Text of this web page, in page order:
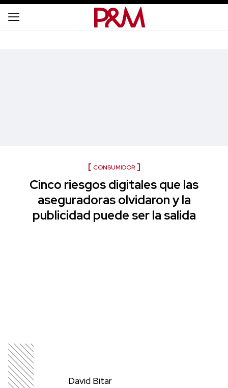
CONSUMIDOR
Cinco riesgos digitales que las
aseguradoras olvidaron y la
publicidad puede ser la salida
David Bitar